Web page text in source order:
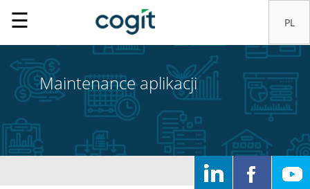
Home
Rozwiązania
☰
Maintenance aplikacji